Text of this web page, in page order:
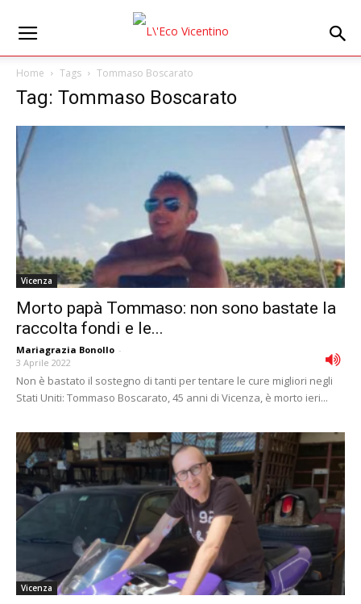
Home Tags Tommaso Boscarato
Tag: Tommaso Boscarato
Vicenza
Morto papà Tommaso: non sono bastate la
raccolta fondi e le...
Mariagrazia Bonollo -
3 Aprile 2022
Non è bastato il sostegno di tanti per tentare le cure migliori negli
Stati Uniti: Tommaso Boscarato, 45 anni di Vicenza, è morto ieri...
Vicenza